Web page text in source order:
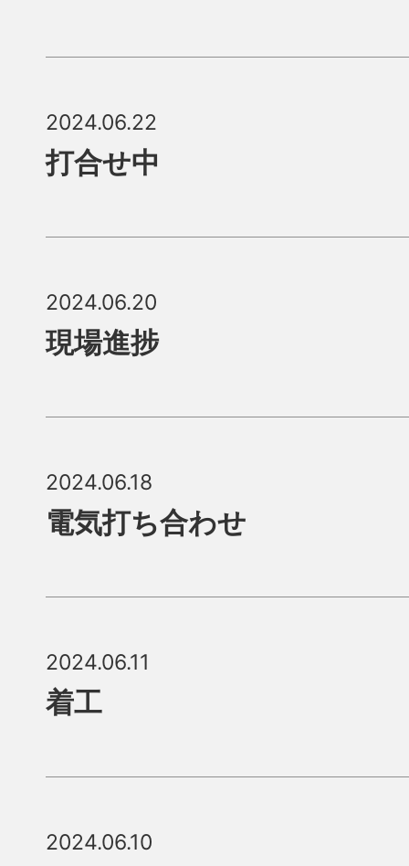
2024.06.22
打合せ中
2024.06.20
現場進捗
2024.06.18
電気打ち合わせ
2024.06.11
着工
2024.06.10